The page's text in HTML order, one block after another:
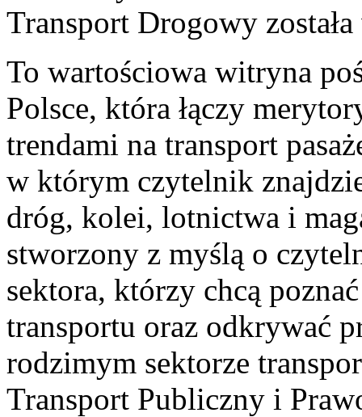
Transport Drogowy
To wartościowa witryna
Polsce, która łączy
trendami na transport
w którym czytelnik
dróg, kolei, lotnictwa i
stworzony z myślą o
sektora, którzy chcą
transportu oraz odkrywać
rodzimym sektorze
Transport Publiczny i